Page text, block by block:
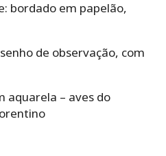
bordado em papelão,
de observação, com
aquarela – aves do